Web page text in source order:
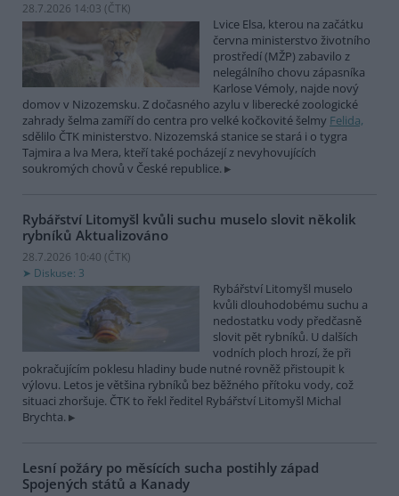
28.7.2026 14:03 (ČTK)
Lvice Elsa, kterou na začátku
června ministerstvo životního
prostředí (MŽP) zabavilo z
nelegálního chovu zápasníka
Karlose Vémoly, najde nový
domov v Nizozemsku. Z dočasného azylu v liberecké zoologické
zahrady šelma zamíří do centra pro velké kočkovité šelmy Felida,
sdělilo ČTK ministerstvo. Nizozemská stanice se stará i o tygra
Tajmira a lva Mera, kteří také pocházejí z nevyhovujících
soukromých chovů v České republice.
Rybářství Litomyšl kvůli suchu muselo slovit několik
rybníků Aktualizováno
28.7.2026 10:40 (ČTK)
Diskuse: 3
Rybářství Litomyšl muselo
kvůli dlouhodobému suchu a
nedostatku vody předčasně
slovit pět rybníků. U dalších
vodních ploch hrozí, že při
pokračujícím poklesu hladiny bude nutné rovněž přistoupit k
výlovu. Letos je většina rybníků bez běžného přítoku vody, což
situaci zhoršuje. ČTK to řekl ředitel Rybářství Litomyšl Michal
Brychta.
Lesní požáry po měsících sucha postihly západ
Spojených států a Kanady